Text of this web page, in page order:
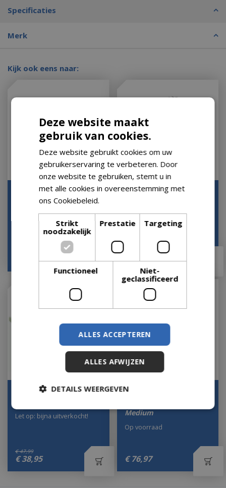
Specificaties
Merk
Kijk ook eens naar:
Grillrooster q1 serie
95
Let op: bijna uitverkocht!
Grillrooster premium
€76,95
Let op: bijna uitverkocht!
Warmhoudrek voor
€ 47,99
€ 38,95
Let op: bijna uitverkocht!
The Bastard Multilevel
Medium
€ 76,97
Op voorraad
Deze website maakt
gebruik van cookies.
Deze website gebruikt cookies om uw
gebruikerservaring te verbeteren. Door
onze website te gebruiken, stemt u in
met alle cookies in overeenstemming met
ons Cookiebeleid.
Strikt
noodzakelijk
Prestatie Targeting
Functioneel
Niet-
geclassificeerd
ALLES ACCEPTEREN
ALLES AFWIJZEN
DETAILS WEERGEVEN